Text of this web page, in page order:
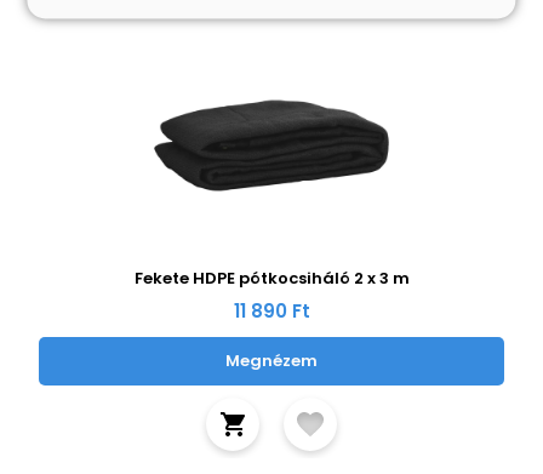
Fekete HDPE pótkocsiháló 2 x 3 m
11 890 Ft
Megnézem